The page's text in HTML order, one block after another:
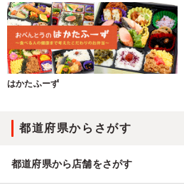
はかたふーず
都道府県からさがす
都道府県から店舗をさがす